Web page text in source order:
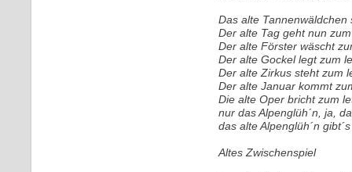
Das alte
Der alte Tag geht nun
Der alte Förster wäscht
Der alte Gockel legt zum
Der alte Zirkus steht zum
Der alte Januar kommt
Die alte Oper bricht zum
nur das Alpenglüh´n, ja,
das alte Alpenglüh´n
Altes Zwischenspiel